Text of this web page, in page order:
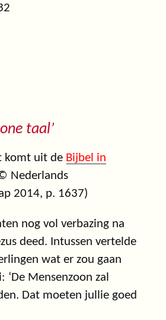
taal’
komt uit de Bijbel in
Nederlands
2014, p. 1637)
nog vol verbazing na
deed. Intussen vertelde
wat er zou gaan
‘De Mensenzoon zal
Dat moeten jullie goed